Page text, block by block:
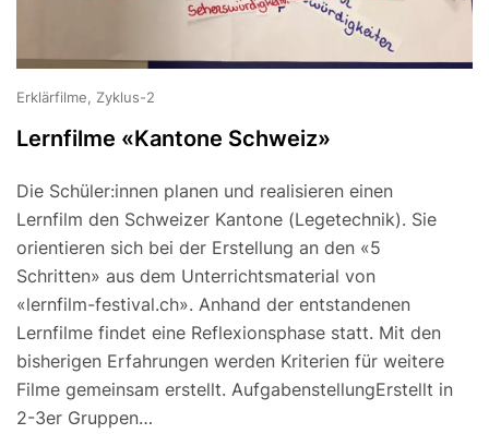
Erklärfilme, Zyklus-2
Lernfilme «Kantone Schweiz»
Die Schüler:innen planen und realisieren einen
Lernfilm den Schweizer Kantone (Legetechnik). Sie
orientieren sich bei der Erstellung an den «5
Schritten» aus dem Unterrichtsmaterial von
«lernfilm-festival.ch». Anhand der entstandenen
Lernfilme findet eine Reflexionsphase statt. Mit den
bisherigen Erfahrungen werden Kriterien für weitere
Filme gemeinsam erstellt. AufgabenstellungErstellt in
2-3er Gruppen…